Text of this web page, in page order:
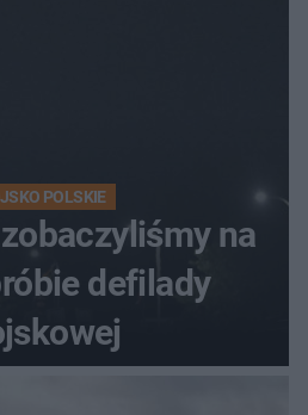
POLSKIE
na
defilady